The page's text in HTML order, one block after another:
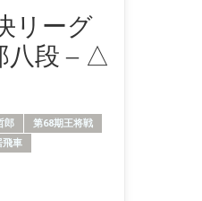
リーグ
八段 – △
郎
第68期王将戦
飛車